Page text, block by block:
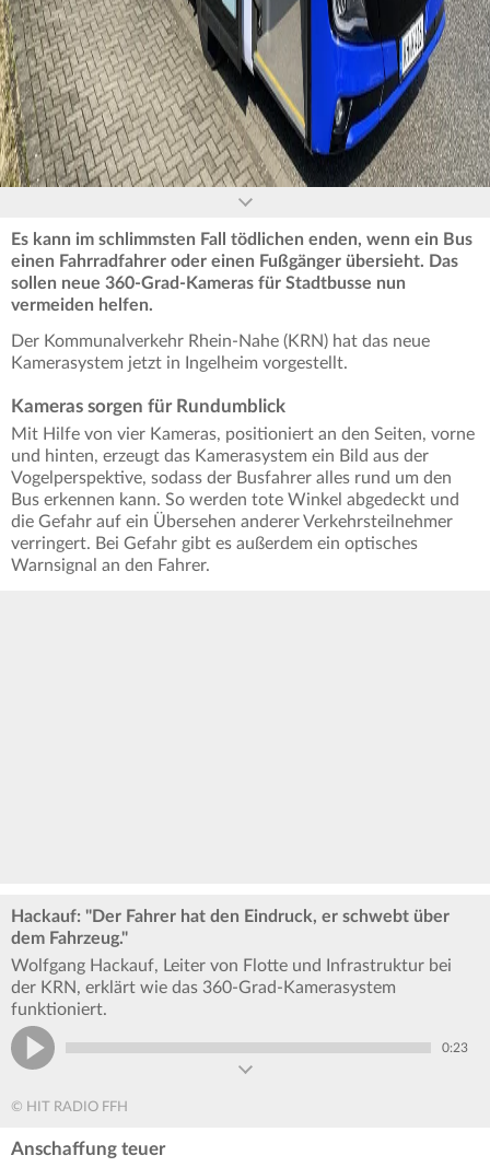
Es kann im schlimmsten Fall tödlichen enden, wenn ein Bus
einen Fahrradfahrer oder einen Fußgänger übersieht. Das
sollen neue 360-Grad-Kameras für Stadtbusse nun
vermeiden helfen.
Der Kommunalverkehr Rhein-Nahe (KRN) hat das neue
Kamerasystem jetzt in Ingelheim vorgestellt.
Kameras sorgen für Rundumblick
Mit Hilfe von vier Kameras, positioniert an den Seiten, vorne
und hinten, erzeugt das Kamerasystem ein Bild aus der
Vogelperspektive, sodass der Busfahrer alles rund um den
Bus erkennen kann. So werden tote Winkel abgedeckt und
die Gefahr auf ein Übersehen anderer Verkehrsteilnehmer
verringert. Bei Gefahr gibt es außerdem ein optisches
Warnsignal an den Fahrer.
Hackauf: "Der Fahrer hat den Eindruck, er schwebt über
dem Fahrzeug."
Wolfgang Hackauf, Leiter von Flotte und Infrastruktur bei
der KRN, erklärt wie das 360-Grad-Kamerasystem
funktioniert.
0:23
© HIT RADIO FFH
Anschaffung teuer